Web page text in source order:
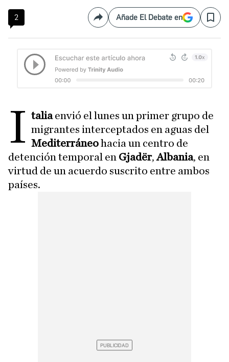
2 CompartirAñade El Debate en Save
I taliaenvió el lunes un primer grupo de
migrantes interceptados en aguas del
Mediterráneohacia un centro de
detención temporal en Gjadër,Albania, en
virtud de un acuerdo suscrito entre ambos
países.